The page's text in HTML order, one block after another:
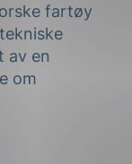
fartøy
av en
om